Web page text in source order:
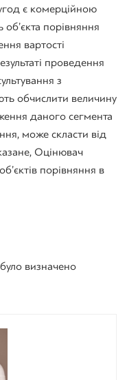
є комерційною
об’єкта порівняння
вартості
проведення
з
обчислити величину
даного сегмента
може скласти від
Оцінювач
порівняння в
визначено